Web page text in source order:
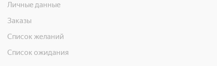
Личные данные
Заказы
Список желаний
Список ожидания